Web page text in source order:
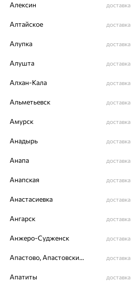
Проба:925
Вид покрытия:
Гарантия и возврат
Похожие изделия
Цепочка,
Алексин доставка
Алтайское доставка
Алупка доставка
Алушта доставка
Алхан-Кала доставка
Альметьевск доставка
Амурск доставка
Анадырь доставка
Анапа доставка
Анапская доставка
Анастасиевка доставка
Ангарск доставка
Анжеро-Судженск доставка
Апастово, Апастовский район доставка
Апатиты доставка